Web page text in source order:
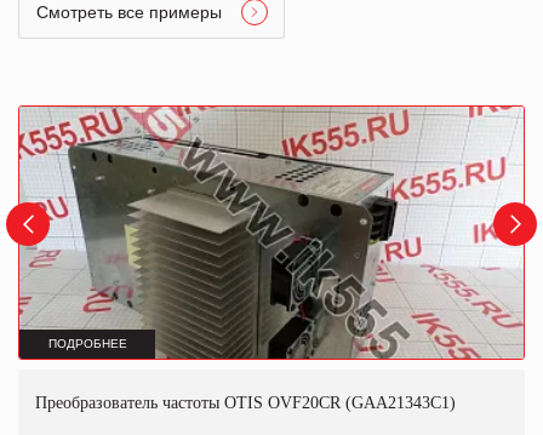
Смотреть все примеры
ПОДРОБНЕЕ
Преобразователь частоты OTIS OVF20CR (GAA21343C1)